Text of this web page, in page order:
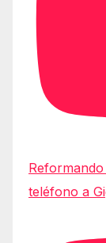
teléfono a